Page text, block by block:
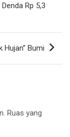
Rp 5,3
Hujan” Bumi
Ruas yang